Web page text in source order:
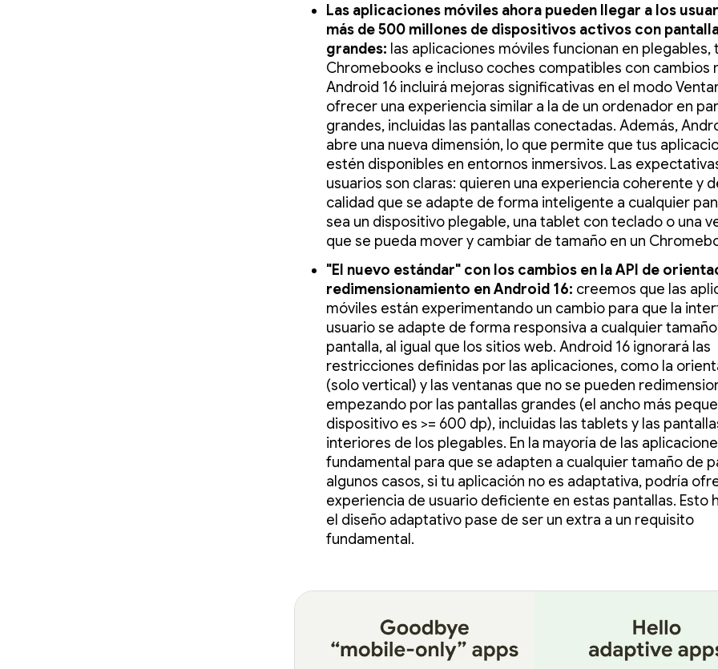
Las aplicaciones móviles ahora pueden llegar a los
más de 500 millones de dispositivos activos con
grandes: las aplicaciones móviles funcionan en plegables,
Chromebooks e incluso coches compatibles con cambios
Android 16 incluirá mejoras significativas en el modo
ofrecer una experiencia similar a la de un ordenador en
grandes, incluidas las pantallas conectadas. Además,
abre una nueva dimensión, lo que permite que tus
estén disponibles en entornos inmersivos. Las
usuarios son claras: quieren una experiencia coherente y
calidad que se adapte de forma inteligente a cualquier
sea un dispositivo plegable, una tablet con teclado o una
que se pueda mover y cambiar de tamaño en un
"El nuevo estándar" con los cambios en la API de
redimensionamiento en Android 16: creemos que las
móviles están experimentando un cambio para que la
usuario se adapte de forma responsiva a cualquier
pantalla, al igual que los sitios web. Android 16 ignorará las
restricciones definidas por las aplicaciones, como la
(solo vertical) y las ventanas que no se pueden
empezando por las pantallas grandes (el ancho más
dispositivo es >= 600 dp), incluidas las tablets y las
interiores de los plegables. En la mayoría de las
fundamental para que se adapten a cualquier tamaño de
algunos casos, si tu aplicación no es adaptativa, podría
experiencia de usuario deficiente en estas pantallas. Esto
el diseño adaptativo pase de ser un extra a un requisito
fundamental.